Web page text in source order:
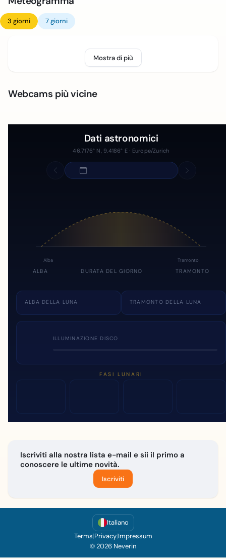
3 giorni 7 giorni
Mostra di più
Webcams più vicine
Dati astronomici
46.7176° N, 9.4186° E · Europe/Zurich
Alba Tramonto
ALBA DURATA DEL GIORNO TRAMONTO
ALBA DELLA LUNA TRAMONTO DELLA LUNA
ILLUMINAZIONE DISCO
FASI LUNARI
Iscriviti alla nostra lista e-mail e sii il primo a
conoscere le ultime novità.
Iscriviti
Italiano
Terms|Privacy|Impressum
© 2026 Neverin